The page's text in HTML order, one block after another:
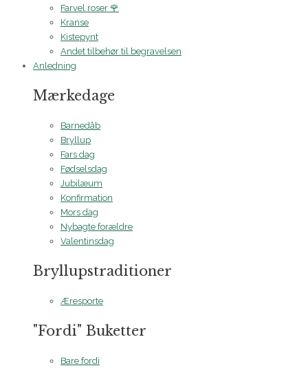
Farvel roser 🌹
Kranse
Kistepynt
Andet tilbehør til begravelsen
Anledning
Mærkedage
Barnedåb
Bryllup
Fars dag
Fødselsdag
Jubilæum
Konfirmation
Mors dag
Nybagte forældre
Valentinsdag
Bryllupstraditioner
Æresporte
"Fordi" Buketter
Bare fordi